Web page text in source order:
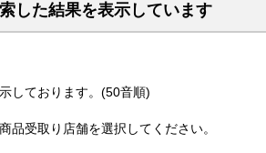
した結果を表示しています
しております。(50音順)
品受取り店舗を選択してください。